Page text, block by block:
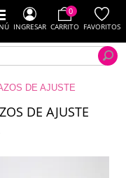
INGRESAR
0
CARRITO FAVORITOS
DE AJUSTE
DE AJUSTE